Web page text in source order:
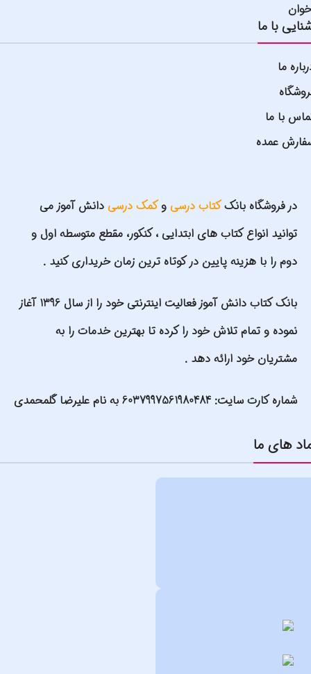
با ما
ما
با ما
عمده
در فروشگاه بانککتاب درسی وکمک درسی دانش آموز می
توانید انواع کتاب های ابتدایی ، کنکور، مقطع متوسطه اول و
دوم را با هزینه پایین در کوتاه ترین زمان خریداری کنید .
بانک کتاب دانش آموز فعالیت اینترنتی خود را از سال 1396 آغاز
نموده و تمام تلاش خود را کرده تا بهترین خدمات را به
مشتریان خود ارائه دهد .
شماره کارت سایت: 6037997561980484 به نام علیرضا گلمحمدی
های ما